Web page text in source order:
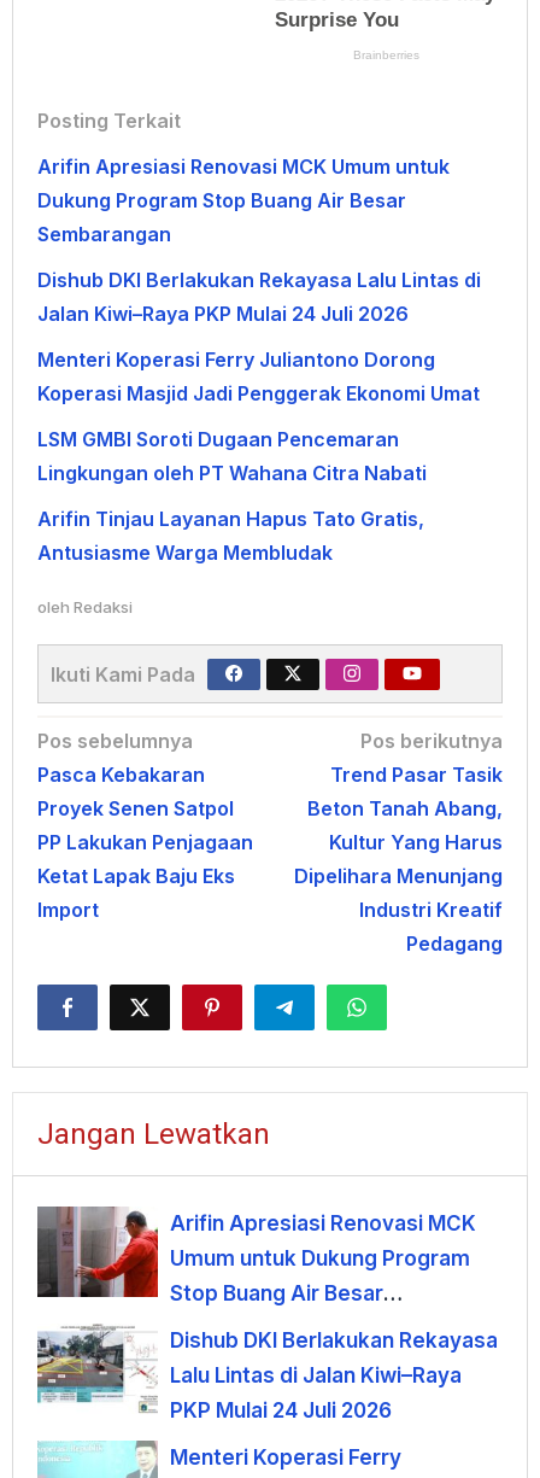
Posting Terkait
Arifin Apresiasi Renovasi MCK Umum untuk
Dukung Program Stop Buang Air Besar
Sembarangan
Dishub DKI Berlakukan Rekayasa Lalu Lintas di
Jalan Kiwi–Raya PKP Mulai 24 Juli 2026
Menteri Koperasi Ferry Juliantono Dorong
Koperasi Masjid Jadi Penggerak Ekonomi Umat
LSM GMBI Soroti Dugaan Pencemaran
Lingkungan oleh PT Wahana Citra Nabati
Arifin Tinjau Layanan Hapus Tato Gratis,
Antusiasme Warga Membludak
oleh Redaksi
Ikuti Kami Pada
Navigasi
pos
Pos sebelumnya
Pasca Kebakaran
Proyek Senen Satpol
PP Lakukan Penjagaan
Ketat Lapak Baju Eks
Import
Pos berikutnya
Trend Pasar Tasik
Beton Tanah Abang,
Kultur Yang Harus
Dipelihara Menunjang
Industri Kreatif
Pedagang
Jangan Lewatkan
Arifin Apresiasi Renovasi MCK
Umum untuk Dukung Program
Stop Buang Air Besar
Sembarangan
Dishub DKI Berlakukan Rekayasa
Lalu Lintas di Jalan Kiwi–Raya
PKP Mulai 24 Juli 2026
Menteri Koperasi Ferry